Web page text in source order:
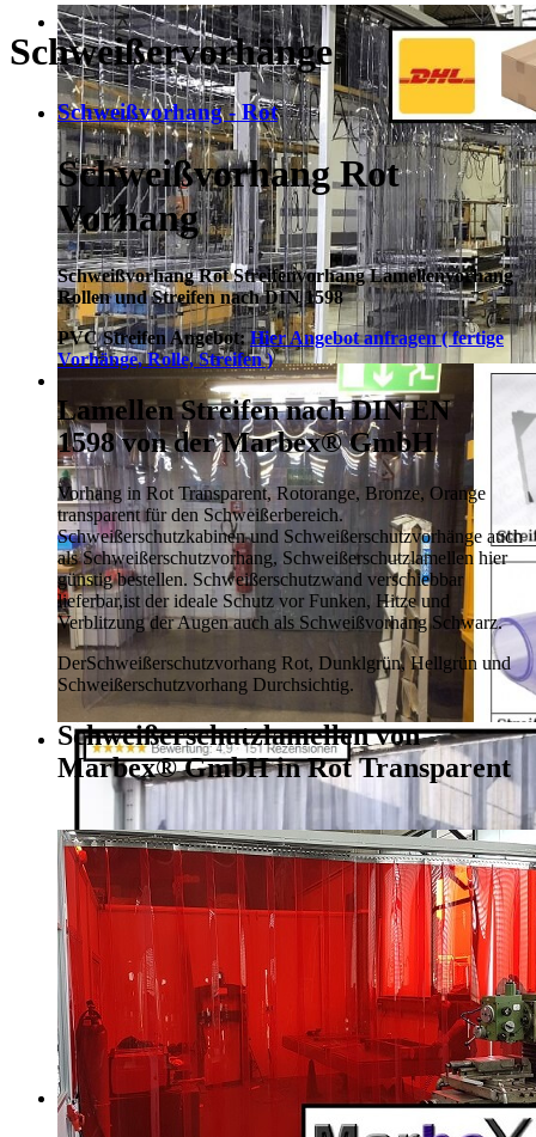
Schweißervorhänge
Schweißvorhang - Rot
Schweißvorhang Rot
Vorhang
Schweißvorhang Rot Streifenvorhang Lamellenvorhang
Rollen und Streifen nach DIN 1598
PVC Streifen Angebot:Hier Angebot anfragen ( fertige
Vorhänge, Rolle, Streifen )
Lamellen Streifen nach DIN EN
1598 von der Marbex® GmbH
Vorhang in Rot Transparent, Rotorange, Bronze, Orange
transparent für den Schweißerbereich.
Schweißerschutzkabinen und Schweißerschutzvorhänge auch
als Schweißerschutzvorhang, Schweißerschutzlamellen hier
günstig bestellen. Schweißerschutzwand verschiebbar
lieferbar,ist der ideale Schutz vor Funken, Hitze und
Verblitzung der Augen auch als Schweißvorhang Schwarz.
DerSchweißerschutzvorhang Rot, Dunklgrün,Hellgrün und
Schweißerschutzvorhang Durchsichtig.
Schweißerschutzlamellen von
Marbex® GmbH in Rot Transparent